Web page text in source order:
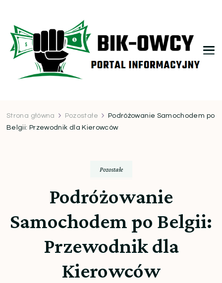
Strona główna Pozostałe
Podróżowanie Samochodem po
Belgii: Przewodnik dla Kierowców
Pozostałe
Podróżowanie
Samochodem po Belgii:
Przewodnik dla
Kierowców